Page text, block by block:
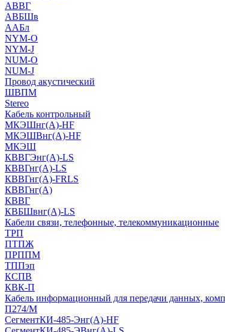
АВВГ
АВБШв
ААБл
NYM-O
NYM-J
NUM-О
NUM-J
Провод акустический
ШВПМ
Stereo
Кабель контрольный
МКЭШнг(A)-HF
МКЭШВнг(А)-HF
МКЭШ
КВВГЭнг(А)-LS
КВВГнг(А)-LS
КВВГнг(А)-FRLS
КВВГнг(А)
КВВГ
КВБШвнг(А)-LS
Кабели связи, телефонные, телекоммуникационные
ТРП
ПТПЖ
ПРППМ
ТППэп
КСПВ
КВК-П
Кабель информационный для передачи данных,
П274/М
СегментКИ-485-Энг(А)-HF